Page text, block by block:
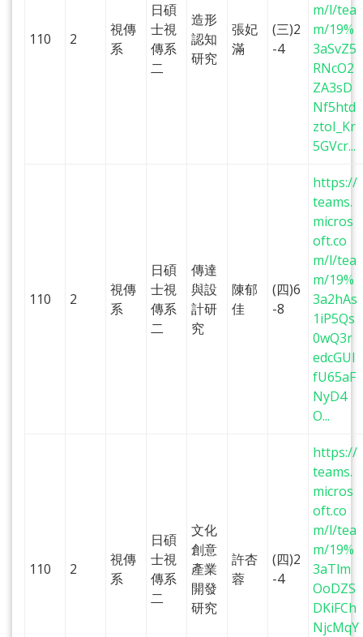
110 2
視傳
系
日碩
士視
傳系
二
造形
認知
研究
張妃
滿
(三)2
-4
m/l/tea
m/19%
3aSvZ5
RNcO2
ZA3sD
Nf5htd
ztoI_Kr
5GVcr...
110 2
視傳
系
日碩
士視
傳系
二
傳達
與設
計研
究
陳郁
佳
(四)6
-8
https://
teams.
micros
oft.co
m/l/tea
m/19%
3a2hAs
1iP5Qs
0wQ3r
edcGUl
fU65aF
NyD4
O...
110 2
視傳
系
日碩
士視
傳系
二
文化
創意
產業
開發
研究
許杏
蓉
(四)2
-4
https://
teams.
micros
oft.co
m/l/tea
m/19%
3aTlm
OoDZS
DKiFCh
NjcMqY